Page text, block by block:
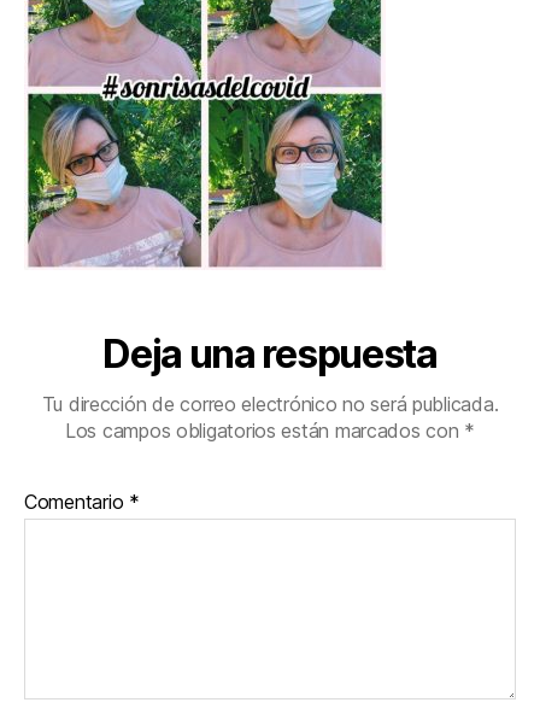
Deja una respuesta
Tu dirección de correo electrónico no será publicada.
Los campos obligatorios están marcados con *
Comentario *